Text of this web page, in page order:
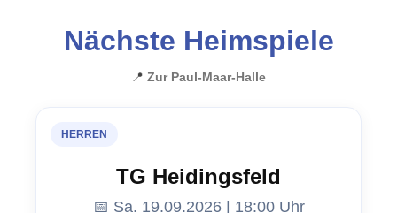
Nächste Heimspiele
📍 Zur Paul-Maar-Halle
HERREN
TG Heidingsfeld
📅 Sa. 19.09.2026 | 18:00 Uhr